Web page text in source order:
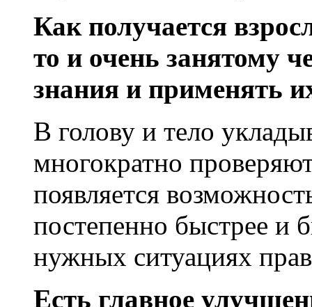
Как получается
то и очень занятому
знания и применять
В голову и тело
многократно
появляется
постепенно быстрее и
нужных ситуациях
Есть главное